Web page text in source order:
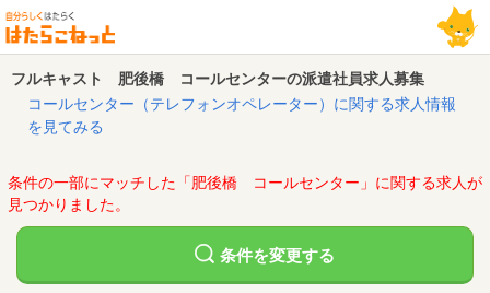
フルキャスト 肥後橋 コールセンターの派遣社員求人募集
コールセンター（テレフォンオペレーター）に関する求人情報
を見てみる
条件の一部にマッチした「肥後橋 コールセンター」に関する求人が
見つかりました。
条件を変更する